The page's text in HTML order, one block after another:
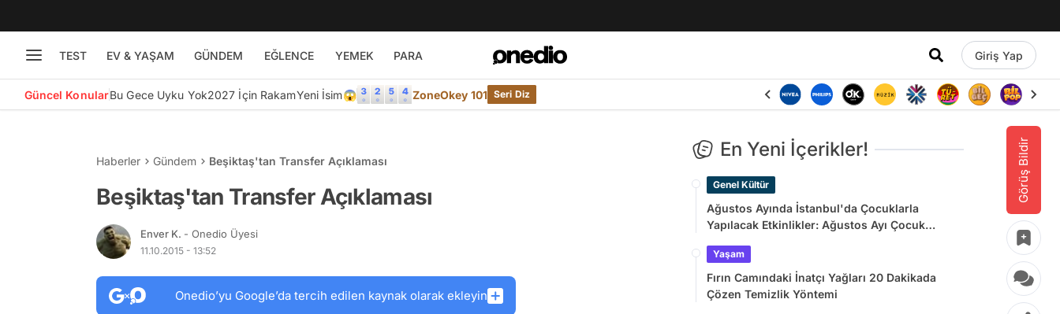
TEST EV & YAŞAM GÜNDEM EĞLENCE YEMEK PARA Giriş Yap
Güncel KonularBu Gece Uyku Yok2027 İçin RakamYeni İsim😱 ZoneOkey 101 Seri Diz
Görüş Bildir
Haberler Gündem Beşiktaş'tan Transfer Açıklaması
Beşiktaş'tan Transfer Açıklaması
Enver K. - Onedio Üyesi
11.10.2015 - 13:52
Onedio’yu Google’da tercih edilen kaynak olarak ekleyin
En Yeni İçerikler!
Genel Kültür
Ağustos Ayında İstanbul'da Çocuklarla
Yapılacak Etkinlikler: Ağustos Ayı Çocuk
Yaşam
Fırın Camındaki İnatçı Yağları 20 Dakikada
Çözen Temizlik Yöntemi